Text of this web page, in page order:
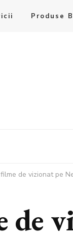
Produse
filme de vizionat pe
de